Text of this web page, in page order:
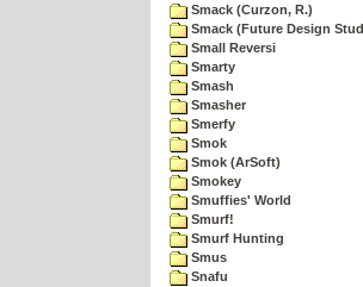
Smack (Curzon, R.)
Smack (Future Design
Small Reversi
Smarty
Smash
Smasher
Smerfy
Smok
Smok (ArSoft)
Smokey
Smuffies' World
Smurf!
Smurf Hunting
Smus
Snafu